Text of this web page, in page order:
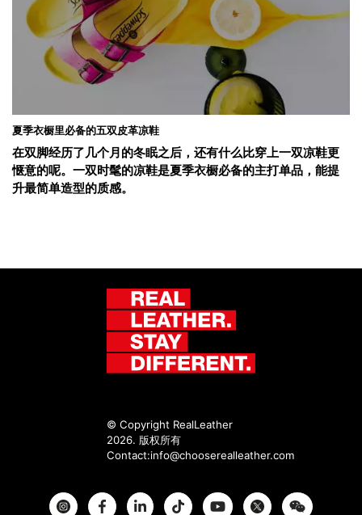
夏季衣橱里必备的五双皮革凉鞋
在双脚经历了几个月的冬眠之后，还有什么比穿上一双凉鞋更
惬意的呢。一双时髦的凉鞋是夏季衣橱必备的主打单品，能提
升最简单造型的质感。
© Copyright RealLeather
2026. 版权所有
Contact:info@chooserealleather.com
InstagramFacebook Twitter